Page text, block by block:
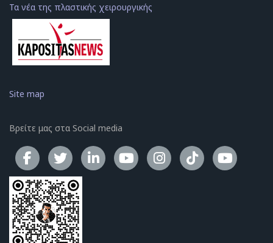
Τα νέα της πλαστικής χειρουργικής
Site map
Βρείτε μας στα Social media